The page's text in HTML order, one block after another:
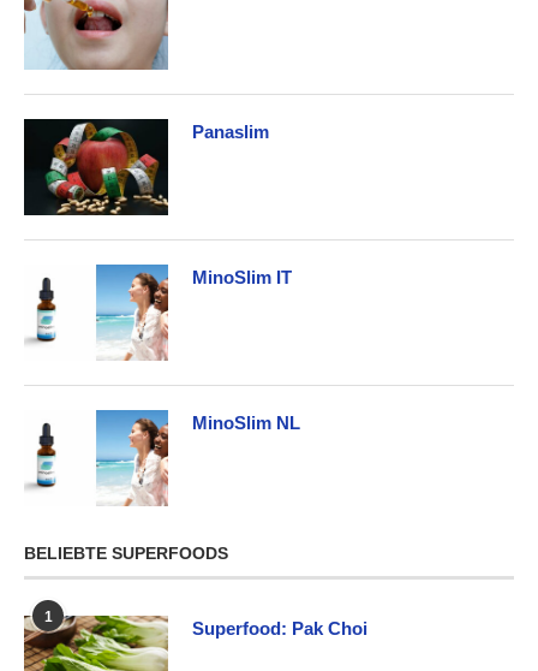
Panaslim
MinoSlim IT
MinoSlim NL
BELIEBTE SUPERFOODS
1
Superfood: Pak Choi